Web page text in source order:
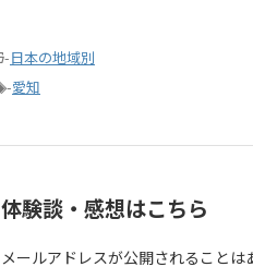
-日本の地域別
-愛知
体験談・感想はこちら
メールアドレスが公開されることは